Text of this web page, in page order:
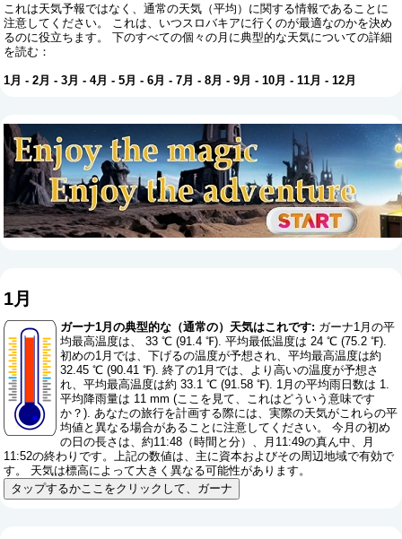
これは天気予報ではなく、通常の天気（平均）に関する情報であることに
注意してください。 これは、いつスロバキアに行くのが最適なのかを決め
るのに役立ちます。 下のすべての個々の月に典型的な天気についての詳細
を読む：
1月 -2月 -3月 -4月 -5月 -6月 -7月 -8月 -9月 -10月 -11月 -12月
1月
ガーナ1月の典型的な（通常の）天気はこれです: ガーナ1月の平
均最高温度は、 33 ℃ (91.4 ℉). 平均最低温度は 24 ℃ (75.2 ℉).
初めの1月では、下げるの温度が予想され、平均最高温度は約
32.45 ℃ (90.41 ℉). 終了の1月では、より高いの温度が予想さ
れ、平均最高温度は約 33.1 ℃ (91.58 ℉). 1月の平均雨日数は 1.
平均降雨量は 11 mm (ここを見て、これはどういう意味です
か？). あなたの旅行を計画する際には、実際の天気がこれらの平
均値と異なる場合があることに注意してください。 今月の初め
の日の長さは、約11:48（時間と分）、月11:49の真ん中、月
11:52の終わりです。上記の数値は、主に資本およびその周辺地域で有効で
す。 天気は標高によって大きく異なる可能性があります。
タップするかここをクリックして、ガーナ